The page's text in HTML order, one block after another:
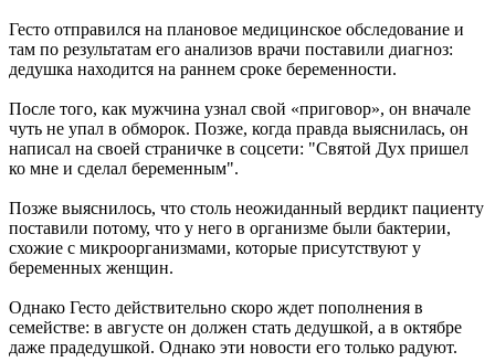
Гесто отправился на плановое медицинское обследование и
там по результатам его анализов врачи поставили диагноз:
дедушка находится на раннем сроке беременности.
После того, как мужчина узнал свой «приговор», он вначале
чуть не упал в обморок. Позже, когда правда выяснилась, он
написал на своей страничке в соцсети: "Святой Дух пришел
ко мне и сделал беременным".
Позже выяснилось, что столь неожиданный вердикт пациенту
поставили потому, что у него в организме были бактерии,
схожие с микроорганизмами, которые присутствуют у
беременных женщин.
Однако Гесто действительно скоро ждет пополнения в
семействе: в августе он должен стать дедушкой, а в октябре
даже прадедушкой. Однако эти новости его только радуют.